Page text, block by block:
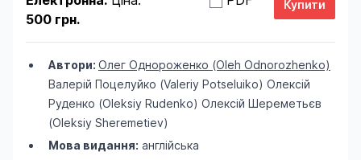
500 грн.
Автори: Олег Однороженко (Oleh Odnorozhenko)
Валерій Поцелуйко (Valeriy Potseluiko) Олексій
Руденко (Oleksiy Rudenko) Олексій Шереметьєв
(Oleksiy Sheremetiev)
Мова видання: англійська